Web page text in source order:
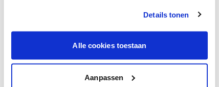
Details tonen
Alle cookies toestaan
Aanpassen
Obtenez un contrôle technologique de vos
Voyez votre couleur en magasin